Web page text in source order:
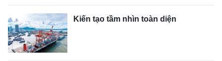
Kiến tạo tầm nhìn toàn diện